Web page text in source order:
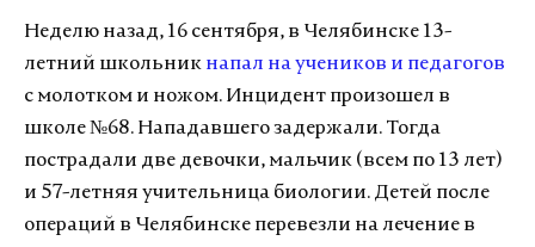
Неделю назад, 16 сентября, в Челябинске 13-
летний школьник напал на учеников и педагогов
с молотком и ножом. Инцидент произошел в
школе №68. Нападавшего задержали. Тогда
пострадали две девочки, мальчик (всем по 13 лет)
и 57-летняя учительница биологии. Детей после
операций в Челябинске перевезли на лечение в